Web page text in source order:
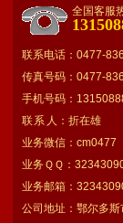
全国客服
联系电话：0477-
传真号码：0477-
手机号码：
联 系 人：折在雄
业务微信：cm0477
业务ＱＱ：
业务邮箱：
公司地址：鄂尔多